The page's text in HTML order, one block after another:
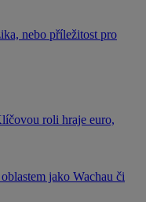
nebo příležitost pro
roli hraje euro,
jako Wachau či